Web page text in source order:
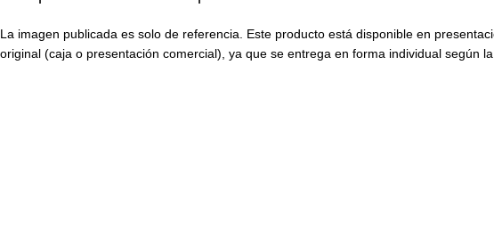
La imagen publicada es solo de referencia. Este producto está disponible en
original (caja o presentación comercial), ya que se entrega en forma individual según